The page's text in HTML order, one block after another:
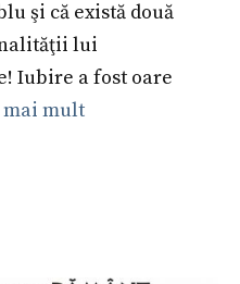
şi că există două
lui
Iubire a fost oare
mai mult